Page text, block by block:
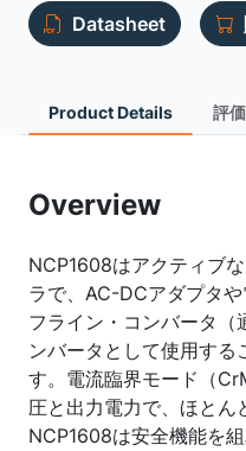
Datasheet
Product Details 評
Overview
NCP1608はアクティブ
ラで、AC-DCアダプタ
フライン・コンバータ
ンバータとして使用する
す。電流臨界モード（
圧と出力電力で、ほとん
NCP1608は安全機能を